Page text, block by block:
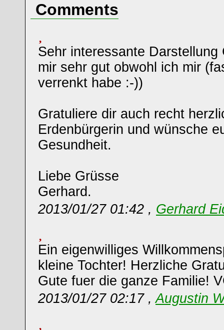
Comments
Sehr interessante Darstellung
mir sehr gut obwohl ich mir
verrenkt habe :-))
Gratuliere dir auch recht
Erdenbürgerin und wünsche
Gesundheit.
Liebe Grüsse
Gerhard.
2013/01/27 01:42 , Gerhard
Ein eigenwilliges
kleine Tochter! Herzliche
Gute fuer die ganze Familie!
2013/01/27 02:17 ,Augustin